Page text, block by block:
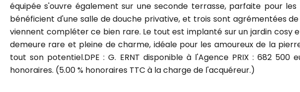
équipée s'ouvre également sur une seconde terrasse, parfaite pour
bénéficient d'une salle de douche privative, et trois sont agrémentées
viennent compléter ce bien rare. Le tout est implanté sur un jardin cosy
demeure rare et pleine de charme, idéale pour les amoureux de la
tout son potentiel.DPE : G. ERNT disponible à l'Agence PRIX : 682
honoraires. (5.00 % honoraires TTC à la charge de l'acquéreur.)